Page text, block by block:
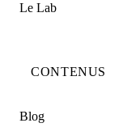
Le Lab
CONTENUS
Blog